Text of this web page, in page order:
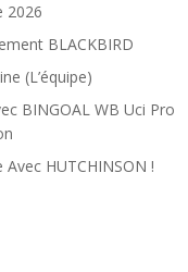
2026
BLACKBIRD
(L’équipe)
BINGOAL WB Uci Pro
HUTCHINSON !